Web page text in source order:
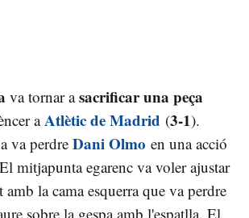
va tornar asacrificar una peça
aAtlètic de Madrid (3-1).
va perdre Dani Olmo en una acció
mitjapunta egarenc va voler ajustar
la cama esquerra que va perdre
sobre la gespa amb l'espatlla. El